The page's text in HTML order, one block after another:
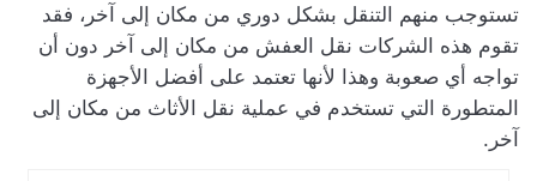
تستوجب منهم التنقل بشكل دوري من مكان إلى آخر، فقد
تقوم هذه الشركات نقل العفش من مكان إلى آخر دون أن
تواجه أي صعوبة وهذا لأنها تعتمد على أفضل الأجهزة
المتطورة التي تستخدم في عملية نقل الأثاث من مكان إلى
آخر.